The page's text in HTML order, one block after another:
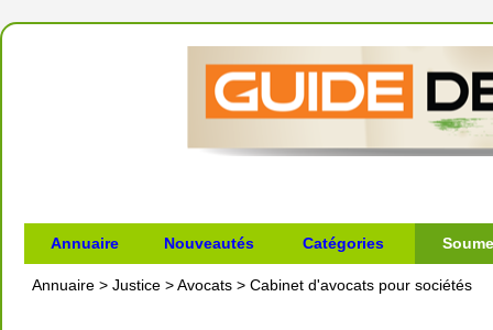
Annuaire Nouveautés Catégories
Annuaire > Justice >Avocats > Cabinet d'avocats pour sociétés